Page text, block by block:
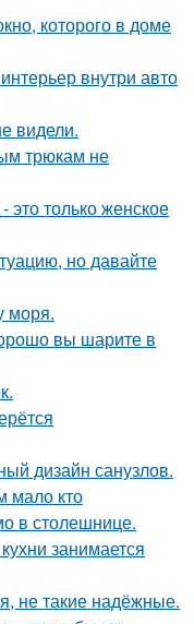
которого в доме
внутри авто
видели.
трюкам не
это только женское
но давайте
моря.
вы шарите в
дизайн санузлов.
мало кто
в столешнице.
занимается
не такие надёжные.